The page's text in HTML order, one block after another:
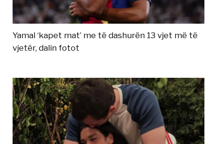
Yamal ‘kapet mat’ me të dashurën 13 vjet më të
vjetër, dalin fotot